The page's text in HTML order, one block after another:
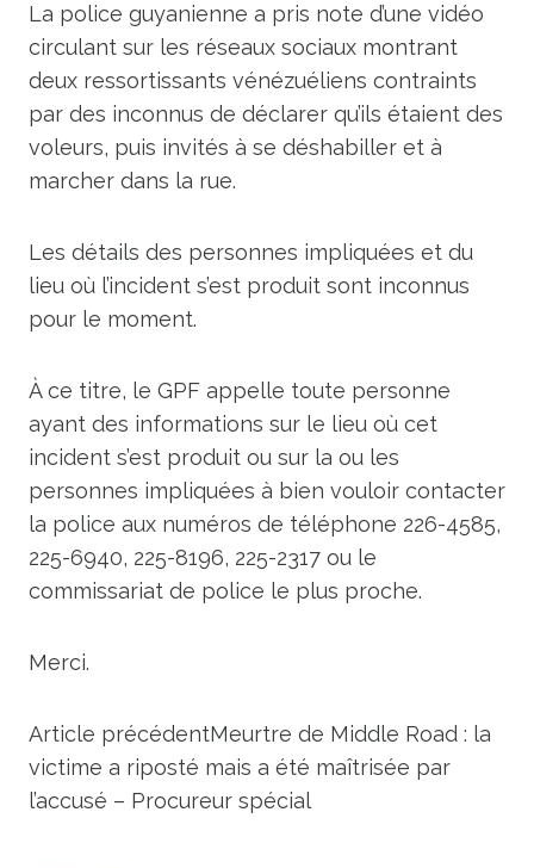
La police guyanienne a pris note d’une vidéo
circulant sur les réseaux sociaux montrant
deux ressortissants vénézuéliens contraints
par des inconnus de déclarer qu’ils étaient des
voleurs, puis invités à se déshabiller et à
marcher dans la rue.
Les détails des personnes impliquées et du
lieu où l’incident s’est produit sont inconnus
pour le moment.
À ce titre, le GPF appelle toute personne
ayant des informations sur le lieu où cet
incident s’est produit ou sur la ou les
personnes impliquées à bien vouloir contacter
la police aux numéros de téléphone 226-4585,
225-6940, 225-8196, 225-2317 ou le
commissariat de police le plus proche.
Merci.
Article précédentMeurtre de Middle Road : la
victime a riposté mais a été maîtrisée par
l’accusé – Procureur spécial